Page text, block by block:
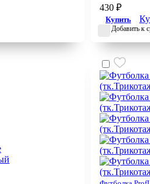
430 ₽
Купить
Добавить к